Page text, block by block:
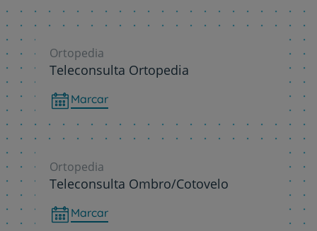
Ortopedia
Teleconsulta Ortopedia
Marcar
Ortopedia
Teleconsulta Ombro/Cotovelo
Marcar